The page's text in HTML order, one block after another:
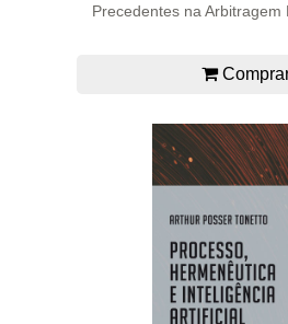
Precedentes na Arbitragem